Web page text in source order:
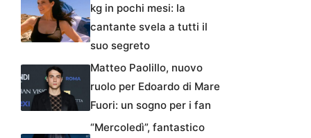
kg in pochi mesi: la
cantante svela a tutti il
suo segreto
Matteo Paolillo, nuovo
ruolo per Edoardo di Mare
Fuori: un sogno per i fan
“Mercoledì”, fantastico